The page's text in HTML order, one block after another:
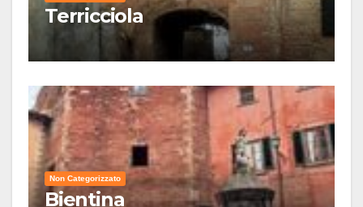
Terricciola
Non Categorizzato
Bientina